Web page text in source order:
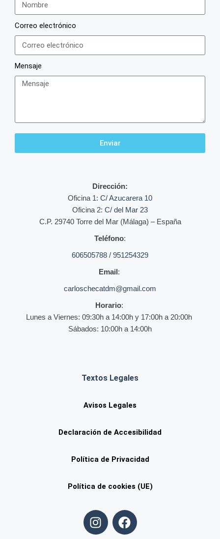
Correo electrónico
Mensaje
Enviar
Dirección:
Oficina 1: C/ Azucarera 10
Oficina 2: C/ del Mar 23
C.P. 29740 Torre del Mar (Málaga) – España
Teléfono:
606505788 / 951254329
Email:
carloschecatdm@gmail.com
Horario:
Lunes a Viernes: 09:30h a 14:00h y 17:00h a 20:00h
Sábados: 10:00h a 14:00h
Textos Legales
Avisos Legales
Declaración de Accesibilidad
Política de Privacidad
Política de cookies (UE)